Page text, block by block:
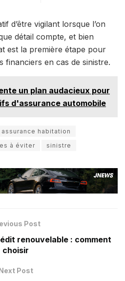
d’être vigilant lorsque l’on
détail compte, et bien
est la première étape pour
financiers en cas de sinistre.
un plan audacieux pour
d'assurance automobile
assurance habitation
à éviter sinistre
Post
renouvelable : comment
choisir
Post